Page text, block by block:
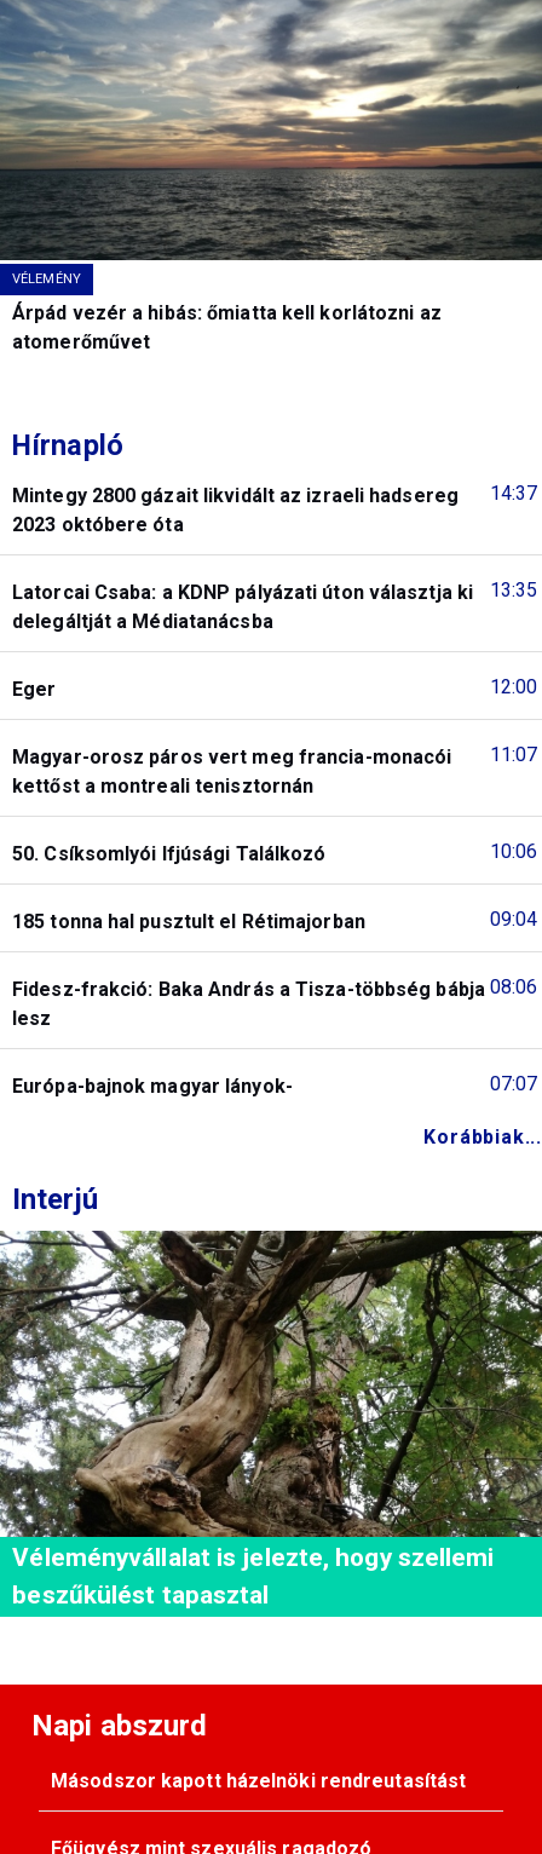
VÉLEMÉNY
Árpád vezér a hibás: őmiatta kell korlátozni az
atomerőművet
Hírnapló
14:37
Mintegy 2800 gázait likvidált az izraeli hadsereg
2023 októbere óta
13:35
Latorcai Csaba: a KDNP pályázati úton választja ki
delegáltját a Médiatanácsba
12:00
Eger
11:07
Magyar-orosz páros vert meg francia-monacói
kettőst a montreali tenisztornán
10:06
50. Csíksomlyói Ifjúsági Találkozó
09:04
185 tonna hal pusztult el Rétimajorban
08:06
Fidesz-frakció: Baka András a Tisza-többség bábja
lesz
07:07
Európa-bajnok magyar lányok-
Korábbiak...
Interjú
Véleményvállalat is jelezte, hogy szellemi
beszűkülést tapasztal
Napi abszurd
Másodszor kapott házelnöki rendreutasítást
Főügyész mint szexuális ragadozó